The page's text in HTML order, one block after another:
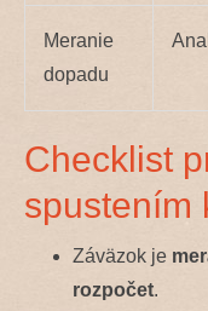
Meranie
dopadu
Checklist
spustením
Záväzok je
rozpočet.